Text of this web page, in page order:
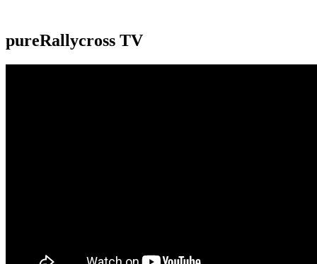
pureRallycross TV